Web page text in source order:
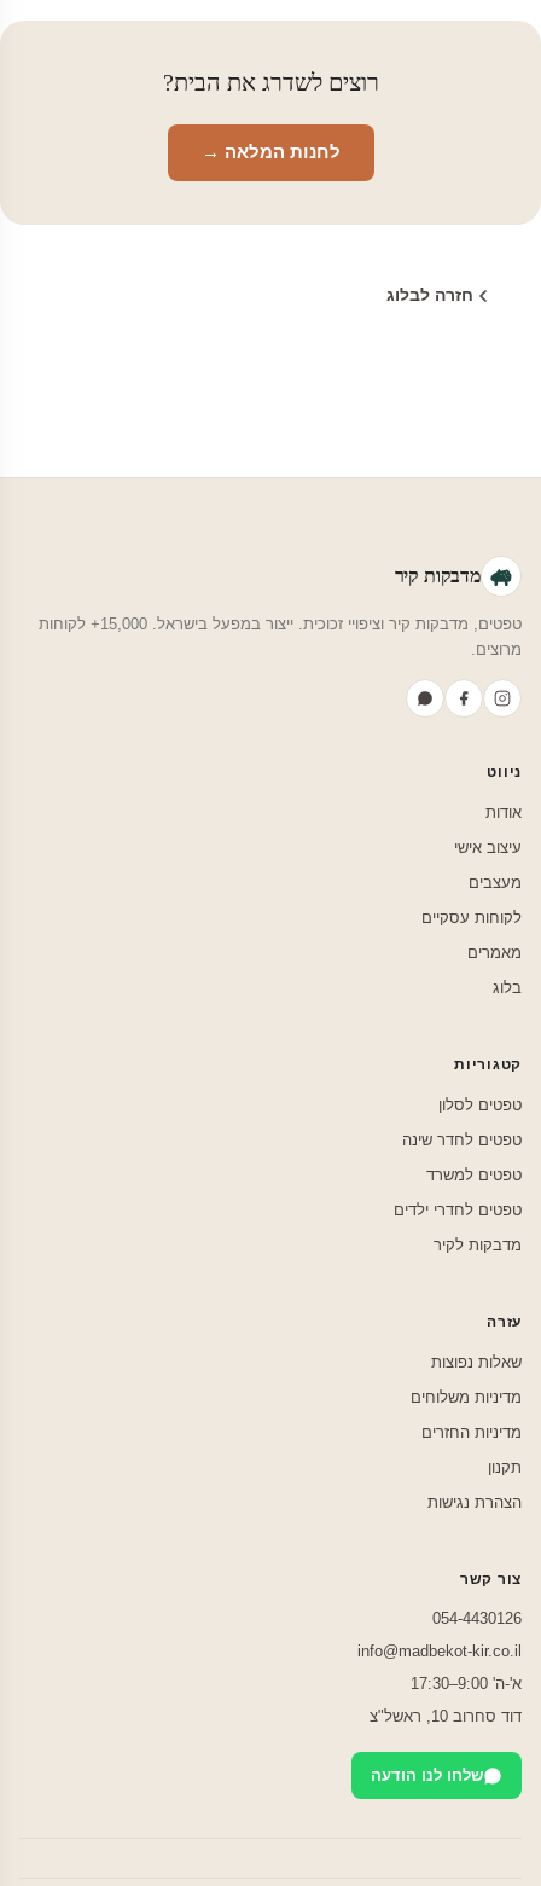
רוצים לשדרג את הבית?
לחנות המלאה →
חזרה לבלוג
מדבקות קיר
טפטים, מדבקות קיר וציפויי זכוכית. ייצור במפעל בישראל. 15,000+ לקוחות
מרוצים.
ניווט
אודות
עיצוב אישי
מעצבים
לקוחות עסקיים
מאמרים
בלוג
קטגוריות
טפטים לסלון
טפטים לחדר שינה
טפטים למשרד
טפטים לחדרי ילדים
מדבקות לקיר
עזרה
שאלות נפוצות
מדיניות משלוחים
מדיניות החזרים
תקנון
הצהרת נגישות
צור קשר
054-4430126
info@madbekot-kir.co.il
א'-ה' 9:00–17:30
דוד סחרוב 10, ראשל"צ
שלחו לנו הודעה